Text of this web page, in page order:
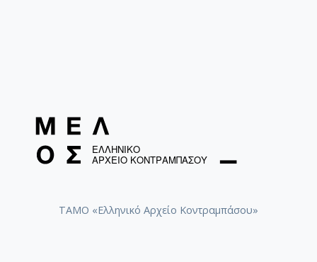
ΤΑΜΟ «Ελληνικό Αρχείο Κοντραμπάσου»